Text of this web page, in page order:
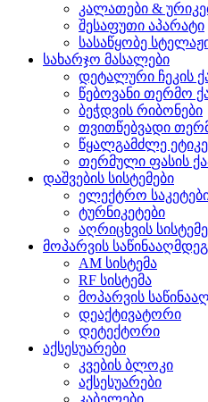
კალათები &
შესაფუთი აპარატი
სასაწყობე
სახარჯო მასალები
დეტალური ჩეკის
წებოვანი თერმო
ბეჭდვის რიბონები
თვითწებვადი
წყალგამძლე
თერმული ფასის
დაშვების სისტემები
ელექტრო
ტურნიკეტები
აღრიცხვის
მოპარვის
AM სისტემა
RF სისტემა
მოპარვის
დეაქტივატორი
დეტექტორი
აქსესუარები
კვების ბლოკი
აქსესუარები
კაბელები